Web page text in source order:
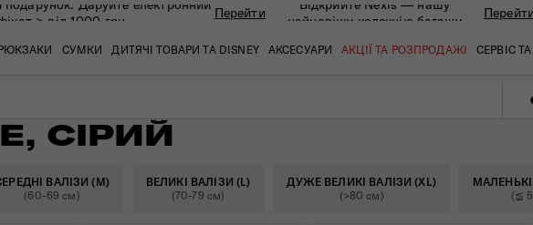
подарунок. Даруйте eлектронний
> від 1000 грн
Перейти
Відкрийте Nexis — нашу
найновішу колекцію багажу
Перейти
СУМКИ ДИТЯЧІ ТОВАРИ ТА DISNEY АКСЕСУАРИ АКЦІЇ ТА РОЗПРОДАЖІ СЕРВІС
СІРИЙ
ВАЛІЗИ (M)
(60-69 см)
ВЕЛИКІ ВАЛІЗИ (L)
(70-79 см)
ДУЖЕ ВЕЛИКІ ВАЛІЗИ (XL)
(>80 см)
МАЛЕНЬКІ
(≦